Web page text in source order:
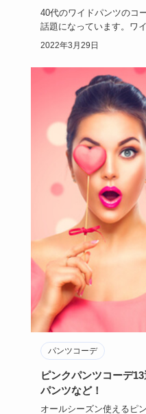
40代のワイドパンツのコ
話題になっています。ワ
ば、40代の…
2022年3月29日
パンツコーデ
ピンクパンツコーデ
パンツなど！
オールシーズン使えるピ